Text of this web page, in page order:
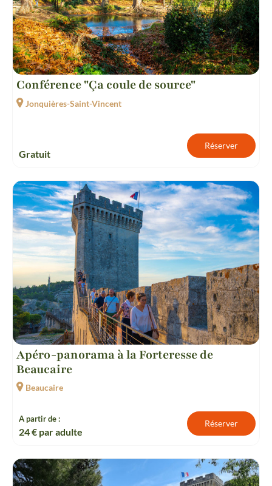
Conférence "Ça coule de source"
Jonquières-Saint-Vincent
Gratuit
Réserver
Apéro-panorama à la Forteresse de
Beaucaire
Beaucaire
A partir de :
24€ par adulte
Réserver